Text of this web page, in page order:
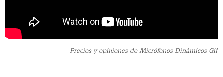
Precios y opiniones de Micrófonos Dinámicos Gif